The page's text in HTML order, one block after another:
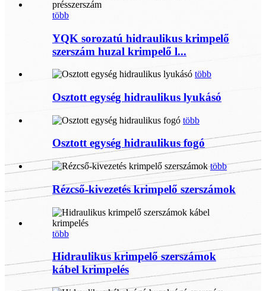
több
YQK sorozatú hidraulikus krimpelő
szerszám huzal krimpelő l...
több
Osztott egység hidraulikus lyukásó
több
Osztott egység hidraulikus fogó
több
Rézcső-kivezetés krimpelő szerszámok
több
Hidraulikus krimpelő szerszámok
kábel krimpelés